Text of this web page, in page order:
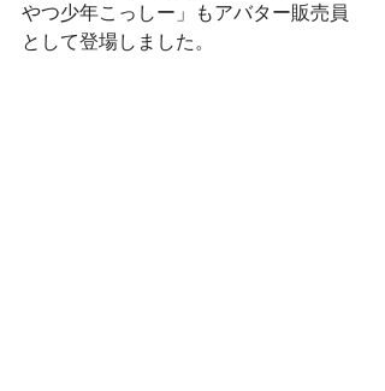
やつ少年こっしー」もアバター販売員
として登場しました。